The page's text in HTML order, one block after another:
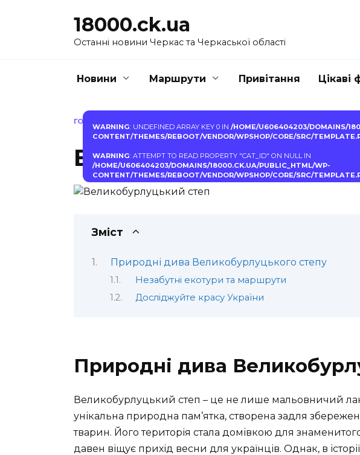
18000.ck.ua
Останні новини Черкас та Черкаської області
Новини Маршрути Привітання Цікаві
ГОЛОВНА
Великобурлуцький
WARNING: UNDEFINED ARRAY KEY 0 IN /HOME/U606404203/DOMAINS/
CONTENT/THEMES/REBOOT/VENDOR/WPSHOP/CORE/SRC/
WARNING: ATTEMPT TO READ PROPERTY "CAT_ID" ON NULL IN
/HOME/U606404203/DOMAINS/18000.CK.UA/PUBLIC_HTML/WP-
CONTENT/THEMES/REBOOT/VENDOR/WPSHOP/CORE/SRC/
Зміст
Природні дива Великобурлуцького степу
Незабутні екотури та маршрути
Досліджуйте красу України
Природні дива
Великобурлуцький степ – це не лише мальовничий
унікальна природна пам’ятка, створена задля
тварин. Його територія стала домівкою для
давен віщує прихід весни для українців. Однак, в